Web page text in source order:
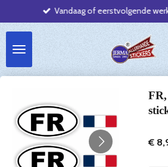
direct
de
hoofdinhoud
Vandaag of eerstvolgende
€